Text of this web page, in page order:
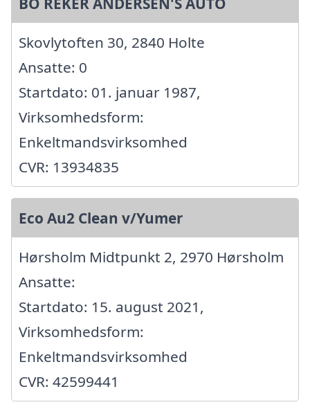
Skovlytoften 30, 2840 Holte
Ansatte: 0
Startdato: 01. januar 1987,
Virksomhedsform:
Enkeltmandsvirksomhed
CVR: 13934835
Eco Au2 Clean v/Yumer
Hørsholm Midtpunkt 2, 2970 Hørsholm
Ansatte:
Startdato: 15. august 2021,
Virksomhedsform:
Enkeltmandsvirksomhed
CVR: 42599441